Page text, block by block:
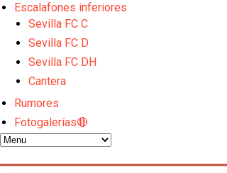
Escalafones inferiores
Sevilla FC C
Sevilla FC D
Sevilla FC DH
Cantera
Rumores
Fotogalerías🔴